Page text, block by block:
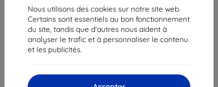
Nous utilisons des cookies sur notre site web.
Certains sont essentiels au bon fonctionnement
du site, tandis que d'autres nous aident à
analyser le trafic et à personnaliser le contenu
et les publicités.
Coque Samsung Polohovací pouzdro pro Tab A 7"
Adapté pour: Samsung Galaxy Tab